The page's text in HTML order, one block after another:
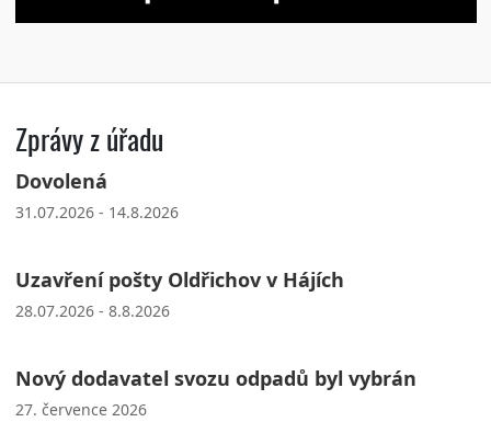
Zprávy z úřadu
Dovolená
31.07.2026 - 14.8.2026
Uzavření pošty Oldřichov v Hájích
28.07.2026 - 8.8.2026
Nový dodavatel svozu odpadů byl vybrán
27. července 2026